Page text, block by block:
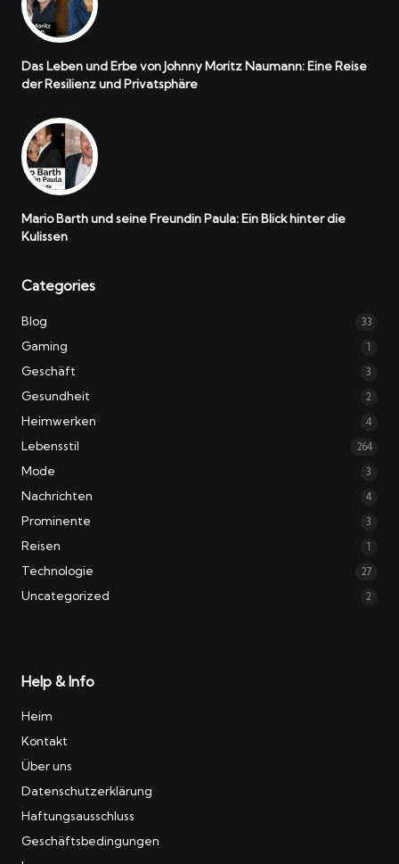
Das Leben und Erbe von Johnny Moritz Naumann: Eine Reise
der Resilienz und Privatsphäre
Mario Barth und seine Freundin Paula: Ein Blick hinter die
Kulissen
Categories
Blog 33
Gaming 1
Geschäft 3
Gesundheit 2
Heimwerken 4
Lebensstil 264
Mode 3
Nachrichten 4
Prominente 3
Reisen 1
Technologie 27
Uncategorized 2
Help & Info
Heim
Kontakt
Über uns
Datenschutzerklärung
Haftungsausschluss
Geschäftsbedingungen